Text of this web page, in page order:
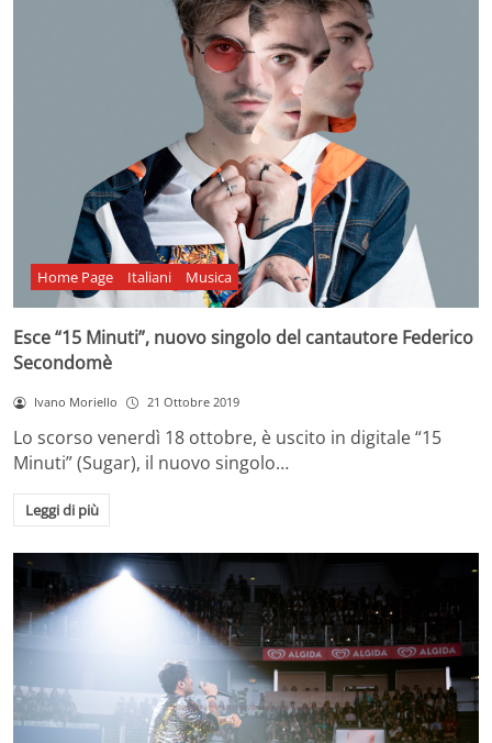
Home Page Italiani Musica
Esce “15 Minuti”, nuovo singolo del cantautore Federico
Secondomè
Ivano Moriello 21 Ottobre 2019
Lo scorso venerdì 18 ottobre, è uscito in digitale “15
Minuti” (Sugar), il nuovo singolo…
Leggi di più